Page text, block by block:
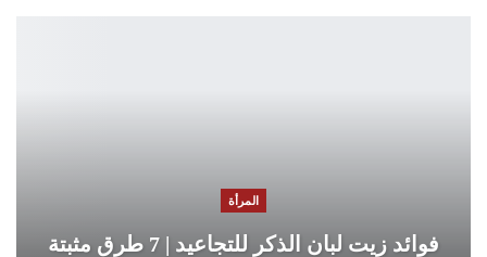
المرأة
فوائد زيت لبان الذكر للتجاعيد | 7 طرق مثبتة